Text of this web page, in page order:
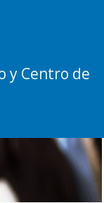
y Centro de